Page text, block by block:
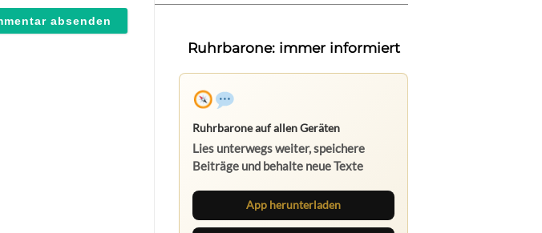
Ruhrbarone: immer informiert
Ruhrbarone auf allen Geräten
Lies unterwegs weiter, speichere
Beiträge und behalte neue Texte
direkt im Browser im Blick.
App herunterladen